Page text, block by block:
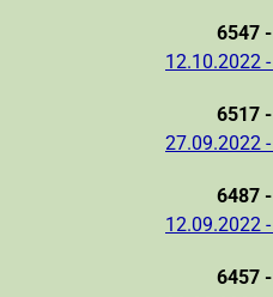
6547
12.10.2022
6517
27.09.2022
6487
12.09.2022
6457